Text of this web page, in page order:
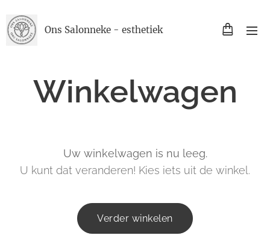
Ons Salonneke - esthetiek
Winkelwagen
Uw winkelwagen is nu leeg.
U kunt dat veranderen! Kies iets uit de winkel.
Verder winkelen